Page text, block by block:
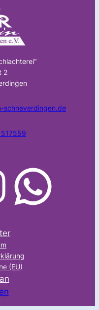
2
schneverdingen.de
WhatsApp
(EU)